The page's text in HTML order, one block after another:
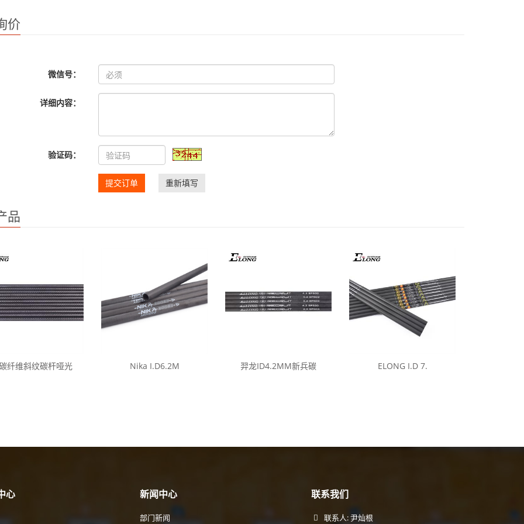
价
微信号：
详细内容：
验证码：
提交订单 重新填写
品
纤维斜纹碳杆哑光 Nika I.D6.2M 羿龙ID4.2MM新兵碳 ELONG I.D 7.
心 新闻中心
部门新闻
联系我们
联系人: 尹灿根